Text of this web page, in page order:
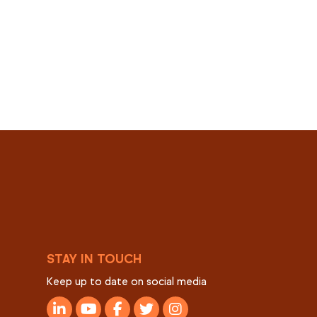
STAY IN TOUCH
Keep up to date on social media